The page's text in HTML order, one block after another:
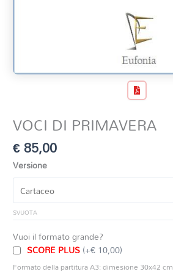
VOCI DI PRIMAVERA
€85,00
Versione
SVUOTA
Vuoi il formato grande?
SCORE PLUS(+€ 10,00)
Formato della partitura A3: dimesione 30x42 cm